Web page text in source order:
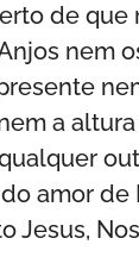
de que
nem
a
amor de
Jesus,